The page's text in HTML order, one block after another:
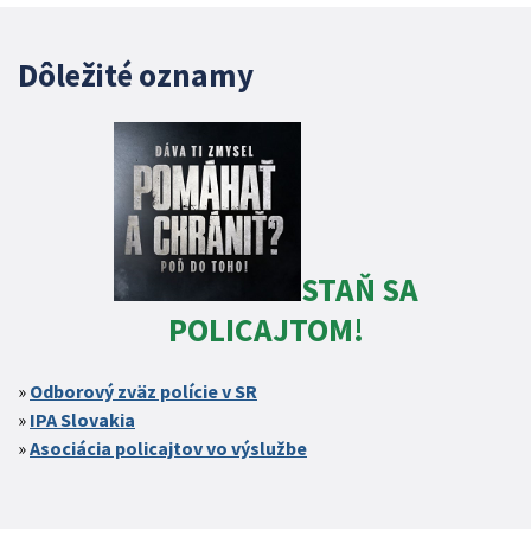
Dôležité oznamy
STAŇ SA
POLICAJTOM!
Odborový zväz polície v SR
IPA Slovakia
Asociácia policajtov vo výslužbe